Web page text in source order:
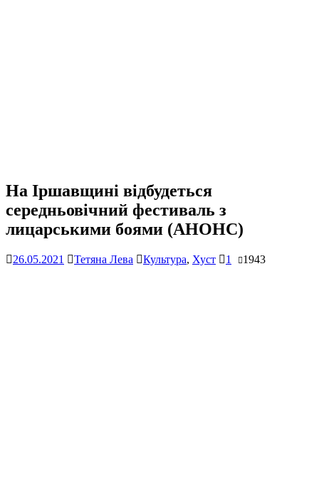
На Іршавщині відбудеться
середньовічний фестиваль з
лицарськими боями (АНОНС)
26.05.2021 Тетяна Лева Культура, Хуст 1 1943